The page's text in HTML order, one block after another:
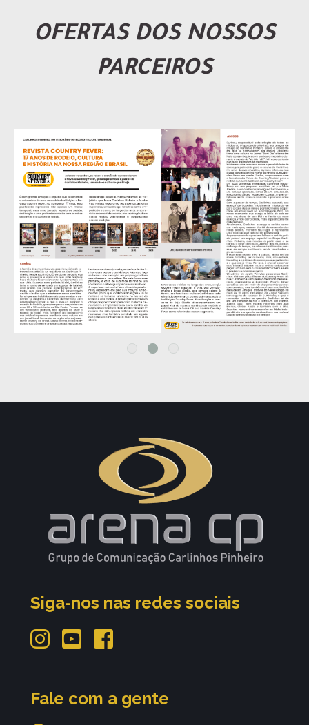
OFERTAS DOS NOSSOS
PARCEIROS
Siga-nos nas redes sociais
Fale com a gente